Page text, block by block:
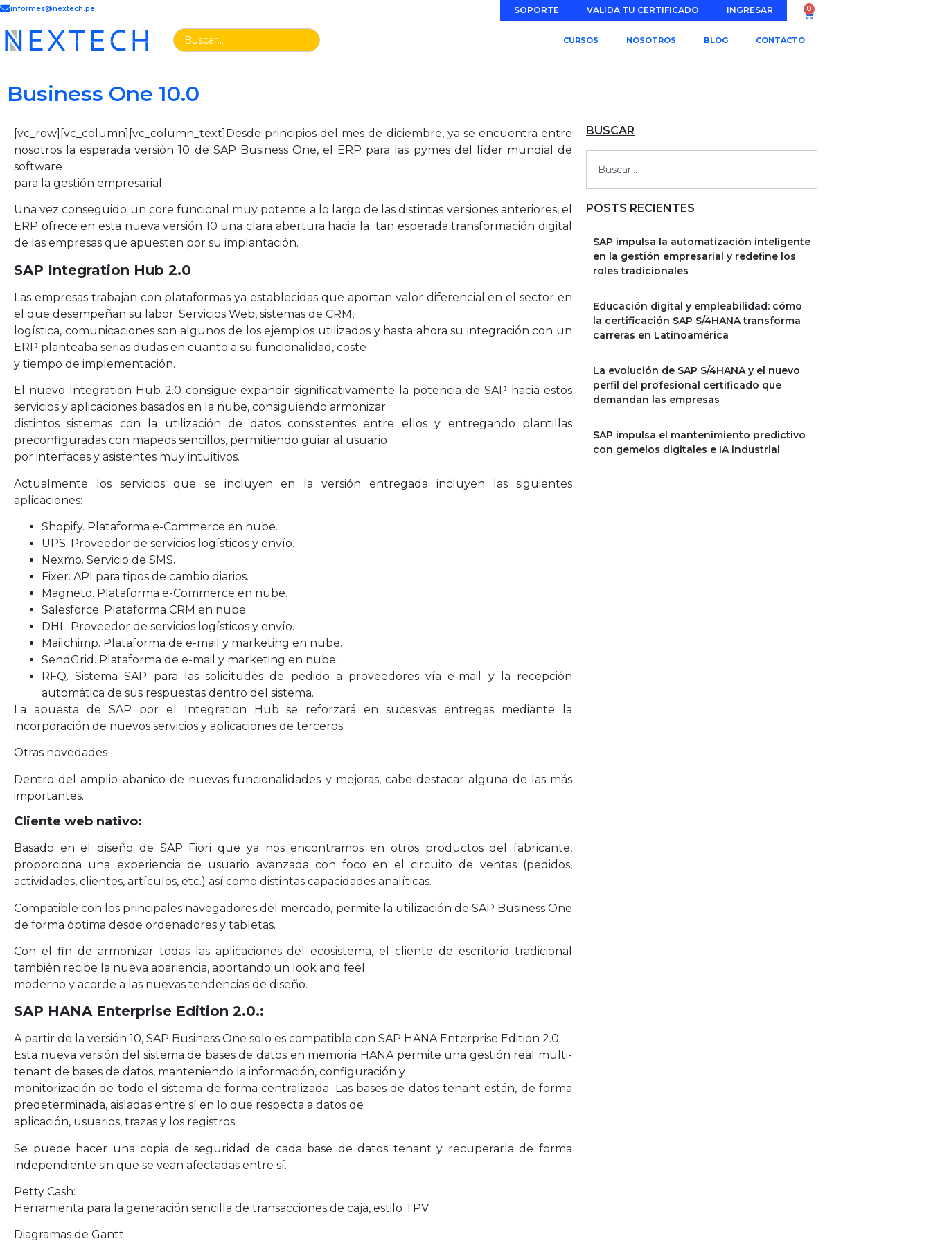
informes@nextech.pe SOPORTE VALIDA TU CERTIFICADO INGRESAR 0
CURSOS NOSOTROS BLOG CONTACTO
Business One 10.0
[vc_row][vc_column][vc_column_text]Desde principios del mes de diciembre, ya se encuentra entre
nosotros la esperada versión 10 de SAP Business One, el ERP para las pymes del líder mundial de
software
para la gestión empresarial.
Una vez conseguido un core funcional muy potente a lo largo de las distintas versiones anteriores, el
ERP ofrece en esta nueva versión 10 una clara abertura hacia la tan esperada transformación digital
de las empresas que apuesten por su implantación.
SAP Integration Hub 2.0
Las empresas trabajan con plataformas ya establecidas que aportan valor diferencial en el sector en
el que desempeñan su labor. Servicios Web, sistemas de CRM,
logística, comunicaciones son algunos de los ejemplos utilizados y hasta ahora su integración con un
ERP planteaba serias dudas en cuanto a su funcionalidad, coste
y tiempo de implementación.
El nuevo Integration Hub 2.0 consigue expandir significativamente la potencia de SAP hacia estos
servicios y aplicaciones basados en la nube, consiguiendo armonizar
distintos sistemas con la utilización de datos consistentes entre ellos y entregando plantillas
preconfiguradas con mapeos sencillos, permitiendo guiar al usuario
por interfaces y asistentes muy intuitivos.
Actualmente los servicios que se incluyen en la versión entregada incluyen las siguientes
aplicaciones:
Shopify. Plataforma e-Commerce en nube.
UPS. Proveedor de servicios logísticos y envío.
Nexmo. Servicio de SMS.
Fixer. API para tipos de cambio diarios.
Magneto. Plataforma e-Commerce en nube.
Salesforce. Plataforma CRM en nube.
DHL. Proveedor de servicios logísticos y envío.
Mailchimp. Plataforma de e-mail y marketing en nube.
SendGrid. Plataforma de e-mail y marketing en nube.
RFQ. Sistema SAP para las solicitudes de pedido a proveedores vía e-mail y la recepción
automática de sus respuestas dentro del sistema.
La apuesta de SAP por el Integration Hub se reforzará en sucesivas entregas mediante la
incorporación de nuevos servicios y aplicaciones de terceros.
Otras novedades
Dentro del amplio abanico de nuevas funcionalidades y mejoras, cabe destacar alguna de las más
importantes.
Cliente web nativo:
Basado en el diseño de SAP Fiori que ya nos encontramos en otros productos del fabricante,
proporciona una experiencia de usuario avanzada con foco en el circuito de ventas (pedidos,
actividades, clientes, artículos, etc.) así como distintas capacidades analíticas.
Compatible con los principales navegadores del mercado, permite la utilización de SAP Business One
de forma óptima desde ordenadores y tabletas.
Con el fin de armonizar todas las aplicaciones del ecosistema, el cliente de escritorio tradicional
también recibe la nueva apariencia, aportando un look and feel
moderno y acorde a las nuevas tendencias de diseño.
SAP HANA Enterprise Edition 2.0.:
A partir de la versión 10, SAP Business One solo es compatible con SAP HANA Enterprise Edition 2.0.
Esta nueva versión del sistema de bases de datos en memoria HANA permite una gestión real multi-
tenant de bases de datos, manteniendo la información, configuración y
monitorización de todo el sistema de forma centralizada. Las bases de datos tenant están, de forma
predeterminada, aisladas entre sí en lo que respecta a datos de
aplicación, usuarios, trazas y los registros.
Se puede hacer una copia de seguridad de cada base de datos tenant y recuperarla de forma
independiente sin que se vean afectadas entre sí.
Petty Cash:
Herramienta para la generación sencilla de transacciones de caja, estilo TPV.
Diagramas de Gantt:
BUSCAR
POSTS RECIENTES
SAP impulsa la automatización inteligente
en la gestión empresarial y redefine los
roles tradicionales
Educación digital y empleabilidad: cómo
la certificación SAP S/4HANA transforma
carreras en Latinoamérica
La evolución de SAP S/4HANA y el nuevo
perfil del profesional certificado que
demandan las empresas
SAP impulsa el mantenimiento predictivo
con gemelos digitales e IA industrial